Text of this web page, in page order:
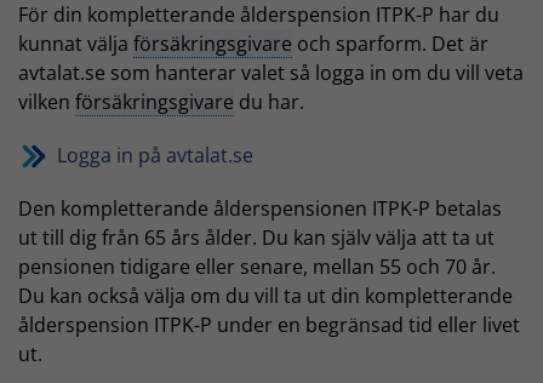
För din kompletterande ålderspension ITPK-P har du
kunnat välja försäkringsgivare och sparform. Det är
avtalat.se som hanterar valet så logga in om du vill veta
vilken försäkringsgivare du har.
Logga in på avtalat.se
Den kompletterande ålderspensionen ITPK-P betalas
ut till dig från 65 års ålder. Du kan själv välja att ta ut
pensionen tidigare eller senare, mellan 55 och 70 år.
Du kan också välja om du vill ta ut din kompletterande
ålderspension ITPK-P under en begränsad tid eller livet
ut.